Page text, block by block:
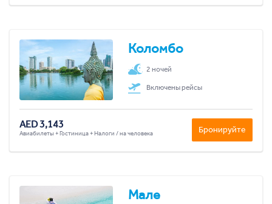
Коломбо
2 ночей
Включены рейсы
AED 3,143
Авиабилеты + Гостиница + Налоги / на человека Бронируйте
Мале